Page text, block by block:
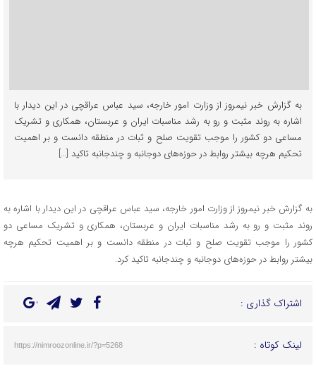
به گزارش خبر نیمروز از وزارت امور خارجه، سید عباس عراقچی در این دیدار با
اشاره به روند مثبت و رو به رشد مناسبات ایران و عربستان، همکاری و تشریک
مساعی دو کشور را موجب تقویت صلح و ثبات در منطقه دانست و بر اهمیت
تحکیم هرچه بیشتر روابط در حوزه‌های دوجانبه و چندجانبه تاکید […]
به گزارش خبر نیمروز از وزارت امور خارجه، سید عباس عراقچی در این دیدار با اشاره به
روند مثبت و رو به رشد مناسبات ایران و عربستان، همکاری و تشریک مساعی دو
کشور را موجب تقویت صلح و ثبات در منطقه دانست و بر اهمیت تحکیم هرچه
بیشتر روابط در حوزه‌های دوجانبه و چندجانبه تاکید کرد.
اشتراک گذاری :
لینک کوتاه : https://nimroozonline.ir/?p=5268